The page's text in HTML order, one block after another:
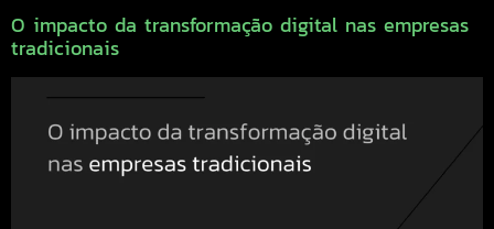
O impacto da transformação digital nas empresas
tradicionais